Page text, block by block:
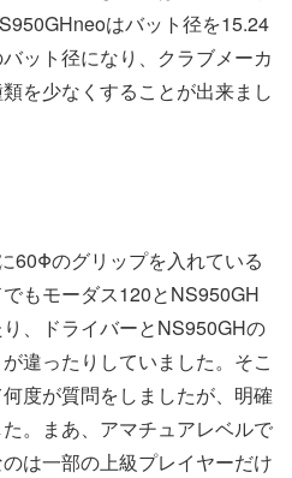
はバット径を15.24
ット径になり、クラブメーカ
を少なくすることが出来まし
60Φのグリップを入れている
もモーダス120とNS950GH
、ドライバーとNS950GHの
違ったりしていました。そこ
度が質問をしましたが、明確
。まあ、アマチュアレベルで
は一部の上級プレイヤーだけ